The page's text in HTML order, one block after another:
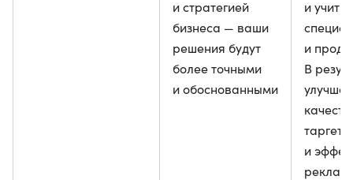
и стратегией
бизнеса — ваши
решения будут
более точными
и обоснованными
и
и
В
и